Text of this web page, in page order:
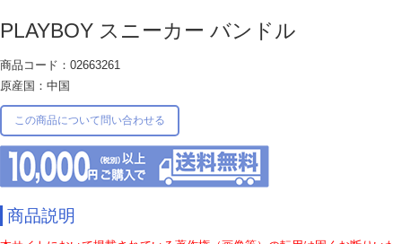
PLAYBOY スニーカー バンドル
商品コード：02663261
原産国：中国
この商品について問い合わせる
商品説明